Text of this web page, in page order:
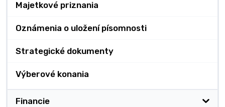
Majetkové priznania
Oznámenia o uložení písomnosti
Strategické dokumenty
Výberové konania
Financie